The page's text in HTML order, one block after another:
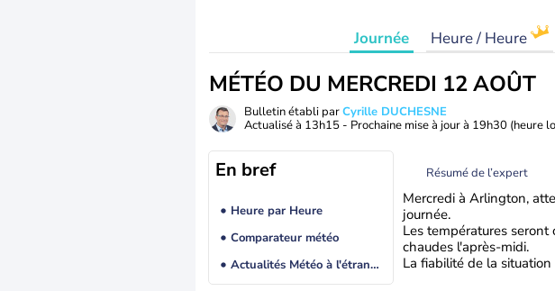
Journée Heure / Heure
MÉTÉO DU MERCREDI 12 AOÛT
Bulletin établi parCyrille DUCHESNE
Actualisé à 13h15 - Prochaine mise à jour à 19h30 (heure
En bref
Heure par Heure
Comparateur météo
Actualités Météo à l'étranger
Résumé de l’expert
Mercredi à Arlington,
journée.
Les températures
chaudes l'après-midi.
La fiabilité de la